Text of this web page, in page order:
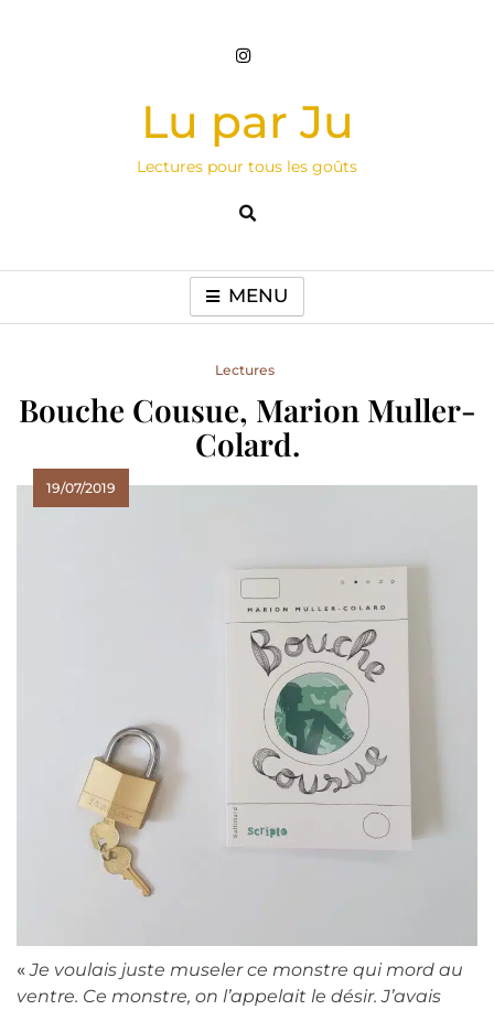
Lu par Ju
Lectures pour tous les goûts
MENU
Lectures
Bouche Cousue, Marion Muller-
Colard.
19/07/2019
«Je voulais juste museler ce monstre qui mord au
ventre. Ce monstre, on l’appelait le désir. J’avais